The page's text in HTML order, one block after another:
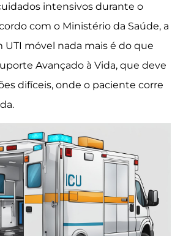
intensivos durante o
com o Ministério da Saúde, a
UTI móvel nada mais é do que
Avançado à Vida, que deve
difíceis, onde o paciente corre